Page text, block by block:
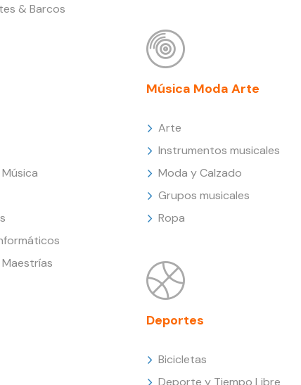
& Barcos
Música Moda Arte
Arte
Instrumentos musicales
Moda y Calzado
Grupos musicales
Ropa
Deportes
Bicicletas
Deporte y Tiempo Libre